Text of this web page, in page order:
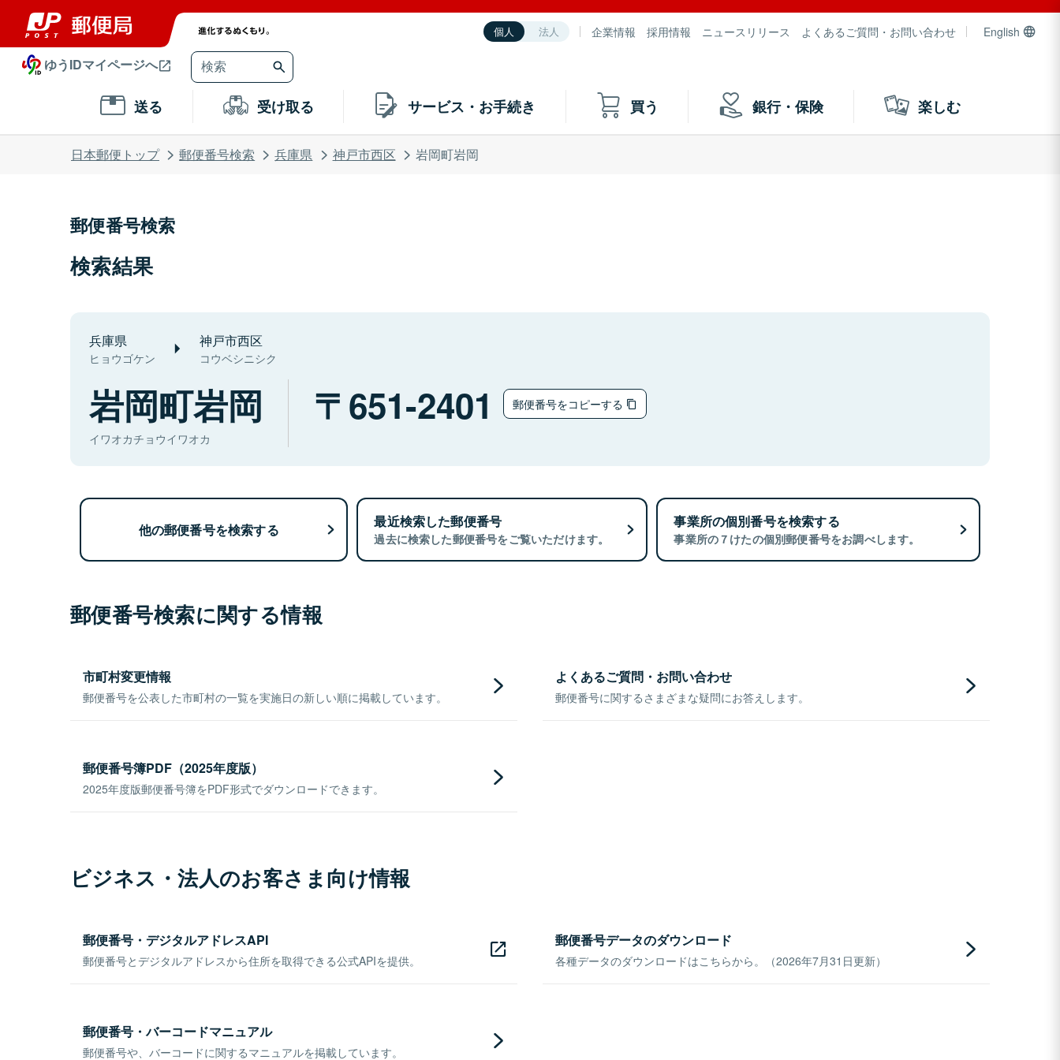
個人 法人 企業情報 採用情報 ニュースリリース よくあるご質問・お問い合わせ English
ゆうIDマイページへ
送る 受け取る サービス・お手続き 買う 銀行・保険 楽しむ
日本郵便トップ 郵便番号検索 兵庫県 神戸市西区 岩岡町岩岡
郵便番号検索
検索結果
兵庫県
ヒョウゴケン
神戸市西区
コウベシニシク
岩岡町岩岡
イワオカチョウイワオカ
651-2401 郵便番号をコピーする
他の郵便番号を検索する 最近検索した郵便番号
過去に検索した郵便番号をご覧いただけます。
事業所の個別番号を検索する
事業所の７けたの個別郵便番号をお調べします。
郵便番号検索に関する情報
市町村変更情報
郵便番号を公表した市町村の一覧を実施日の新しい順に掲載しています。
よくあるご質問・お問い合わせ
郵便番号に関するさまざまな疑問にお答えします。
郵便番号簿PDF（2025年度版）
2025年度版郵便番号簿をPDF形式でダウンロードできます。
ビジネス・法人のお客さま向け情報
郵便番号・デジタルアドレスAPI
郵便番号とデジタルアドレスから住所を取得できる公式APIを提供。
郵便番号データのダウンロード
各種データのダウンロードはこちらから。（2026年7月31日更新）
郵便番号・バーコードマニュアル
郵便番号や、バーコードに関するマニュアルを掲載しています。